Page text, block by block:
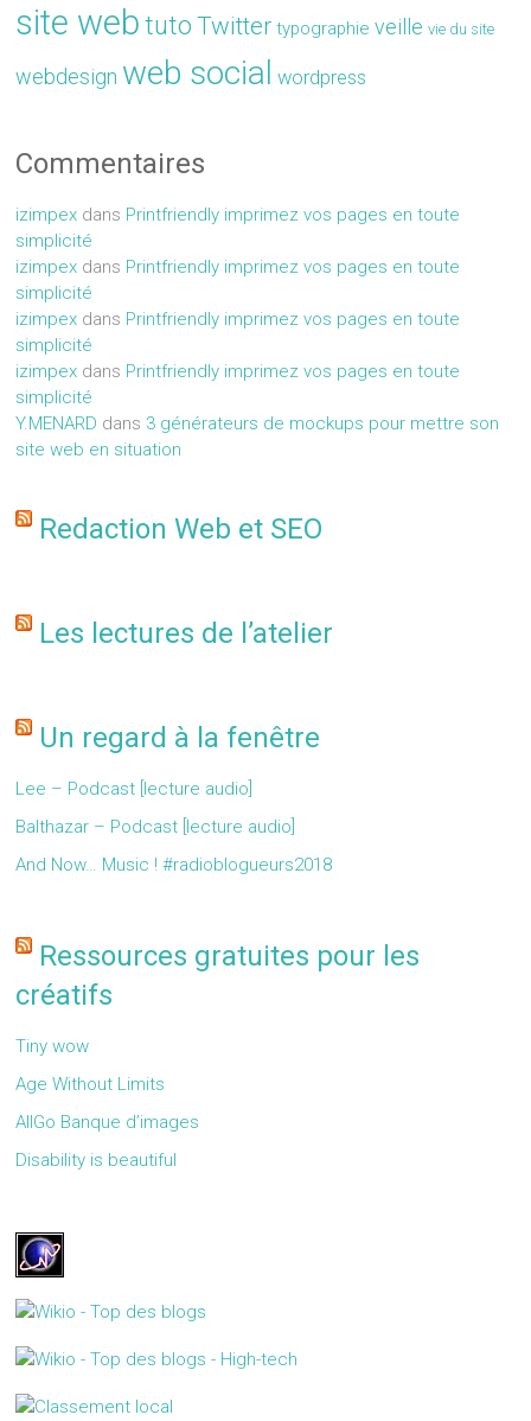
site web tuto Twitter typographie veille vie du site
webdesign web social wordpress
Commentaires
izimpex dans Printfriendly imprimez vos pages en toute
simplicité
izimpex dans Printfriendly imprimez vos pages en toute
simplicité
izimpex dans Printfriendly imprimez vos pages en toute
simplicité
izimpex dans Printfriendly imprimez vos pages en toute
simplicité
Y.MENARD dans 3 générateurs de mockups pour mettre son
site web en situation
Redaction Web et SEO
Les lectures de l’atelier
Un regard à la fenêtre
Lee – Podcast [lecture audio]
Balthazar – Podcast [lecture audio]
And Now… Music ! #radioblogueurs2018
Ressources gratuites pour les
créatifs
Tiny wow
Age Without Limits
AllGo Banque d’images
Disability is beautiful